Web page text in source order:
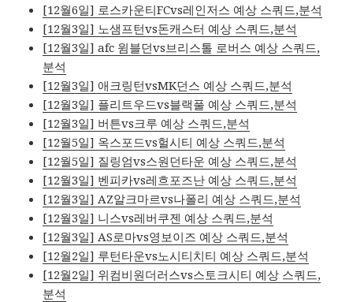
[12월6일] 로스카운티FCvs레인저스 예상 스쿼드,분석
[12월3일] 노샘프턴vs돈캐스터 예상 스쿼드,분석
[12월3일] afc 윔블던vs브리스톨 로버스 예상 스쿼드,
분석
[12월3일] 애크링턴vsMK던스 예상 스쿼드,분석
[12월3일] 플리트우드vs블랙풀 예상 스쿼드,분석
[12월3일] 버튼vs크루 예상 스쿼드,분석
[12월5일] 옥스포드vs헐시티 예상 스쿼드,분석
[12월5일] 질링엄vs스원던타운 예상 스쿼드,분석
[12월3일] 벤피카vs레흐포즈난 예상 스쿼드,분석
[12월3일] AZ알크마르vs나폴리 예상 스쿼드,분석
[12월3일] 니스vs레버쿠젠 예상 스쿼드,분석
[12월3일] AS로마vs영보이즈 예상 스쿼드,분석
[12월2일] 루턴타운vs노시티치티 예상 스쿼드,분석
[12월2일] 위컴비원더러스vs스토크시티 예상 스쿼드,
분석